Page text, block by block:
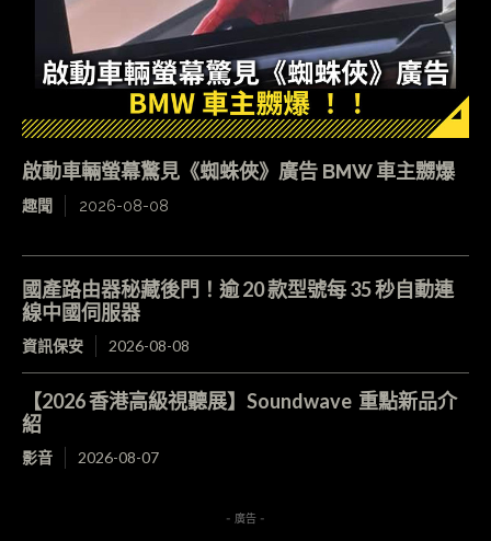
啟動車輛螢幕驚見《蜘蛛俠》廣告 BMW 車主嬲爆
趣聞 2026-08-08
國產路由器秘藏後門！逾 20 款型號每 35 秒自動連
線中國伺服器
資訊保安 2026-08-08
【2026 香港高級視聽展】Soundwave 重點新品介
紹
影音 2026-08-07
- 廣告 -